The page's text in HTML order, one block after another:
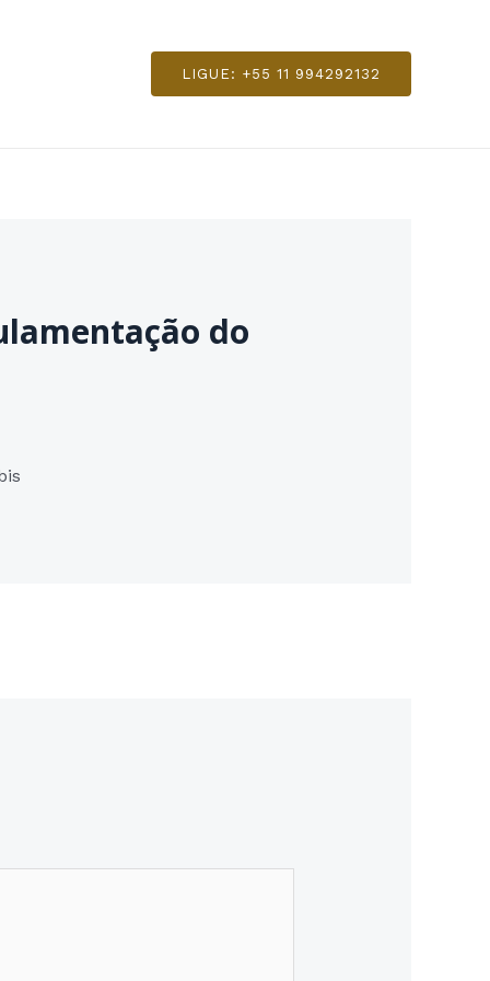
LIGUE: +55 11 994292132
do